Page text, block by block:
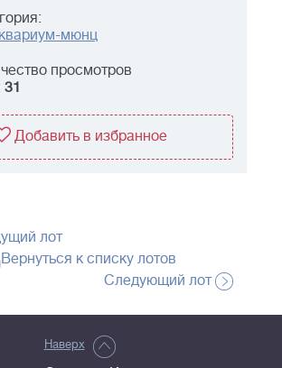
мюнц
просмотров
31
Добавить в избранное
лот
Вернуться к списку лотов
Следующий лот
Наверх